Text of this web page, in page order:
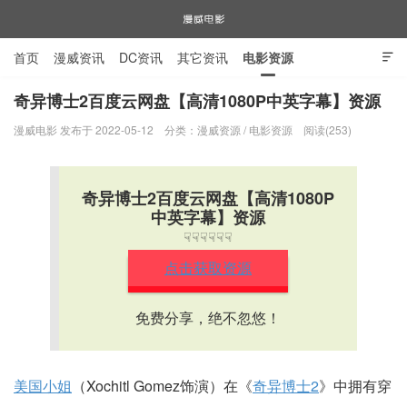

首页 漫威资讯 DC资讯 其它资讯 电影资源
电视剧资源 漫威图片
奇异博士2百度云网盘【高清1080P中英字幕】资源
漫威电影 发布于 2022-05-12 分类： 漫威资源 / 电影资源 阅读(253)
奇异博士2百度云网盘【高清1080P
中英字幕】资源
☟☟☟☟☟☟
点击获取资源
免费分享，绝不忽悠！
美国小姐 （Xochitl Gomez饰演）在《奇异博士2》中拥有穿